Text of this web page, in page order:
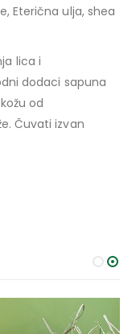
Eterična ulja, shea
lica i
dodaci sapuna
od
Čuvati izvan